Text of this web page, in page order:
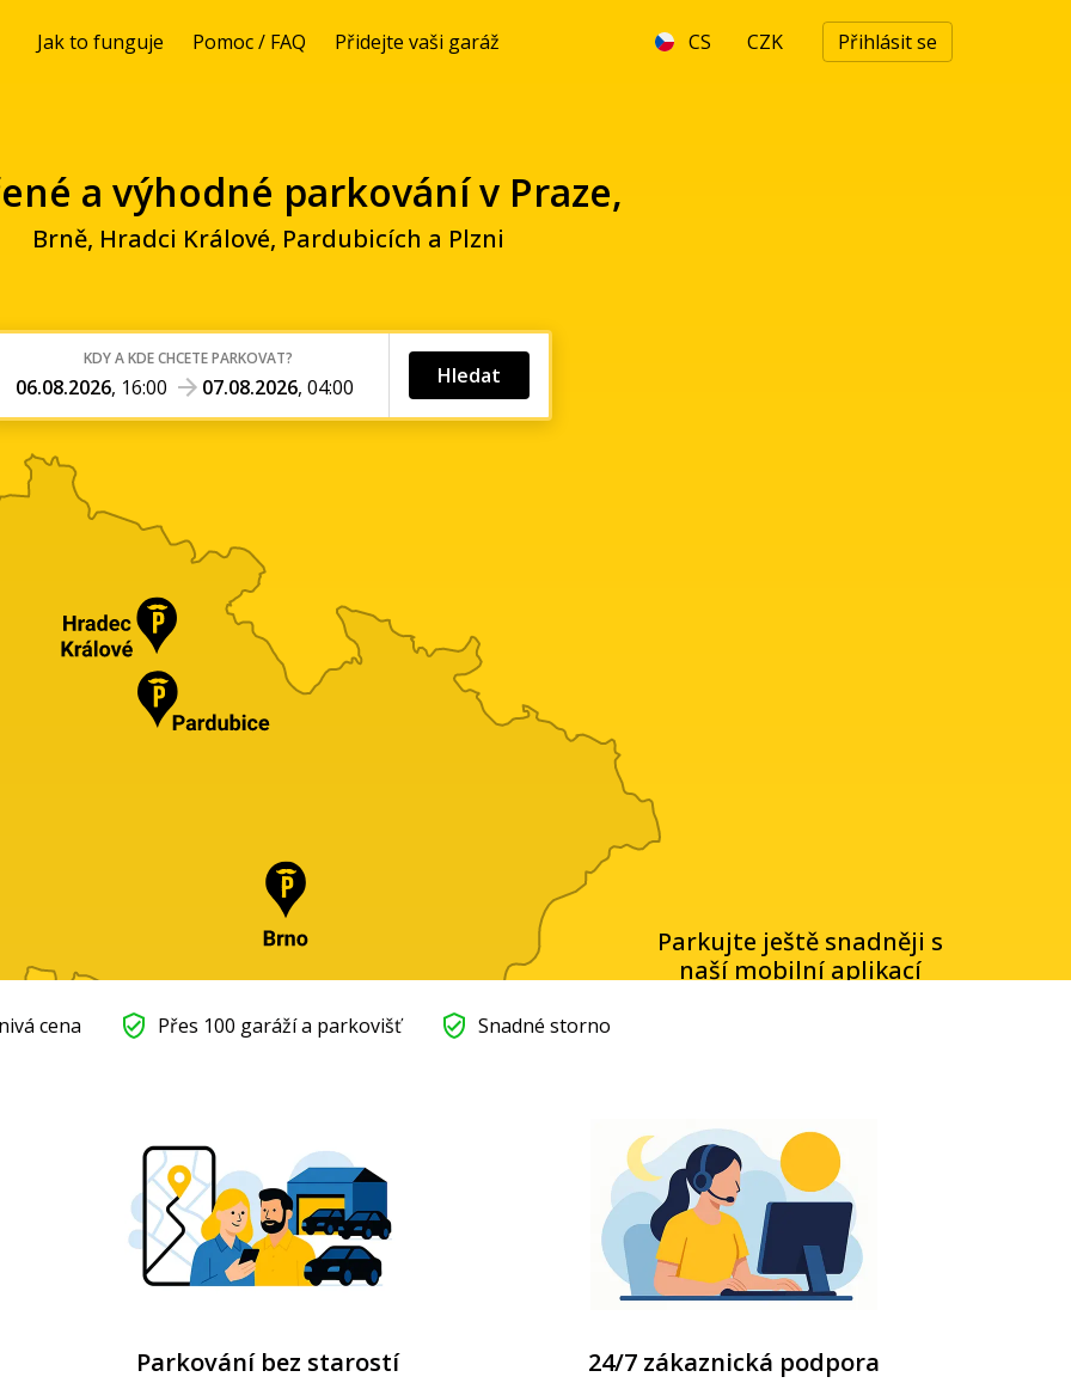
Jak to funguje Pomoc / FAQ Přidejte vaši garáž CS CZK Přihlásit se
Parkujte ještě snadněji s
naší mobilní aplikací
a výhodné parkování v Praze,
Brně, Hradci Králové, Pardubicích a Plzni
KDY A KDE CHCETE PARKOVAT?
06.08.2026, 16:00 07.08.2026, 04:00 Hledat
cena Přes 100 garáží a parkovišť Snadné storno
Parkování bez starostí 24/7 zákaznická podpora